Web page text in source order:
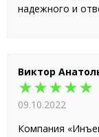
надежного и
Виктор
★★★★★
09.10.2022
Компания